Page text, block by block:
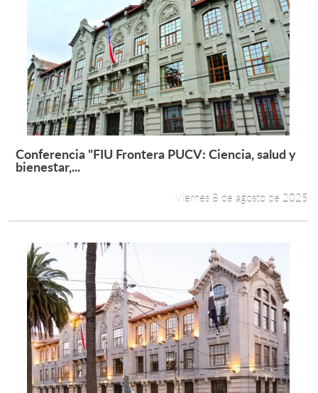
Leer más +
Conferencia "FIU Frontera PUCV: Ciencia, salud y
bienestar,...
Viernes 8 de agosto de 2025